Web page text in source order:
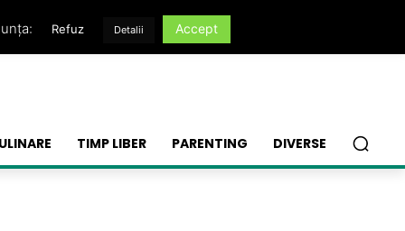
TIMP LIBER PARENTING DIVERSE
Refuz Detalii Accept